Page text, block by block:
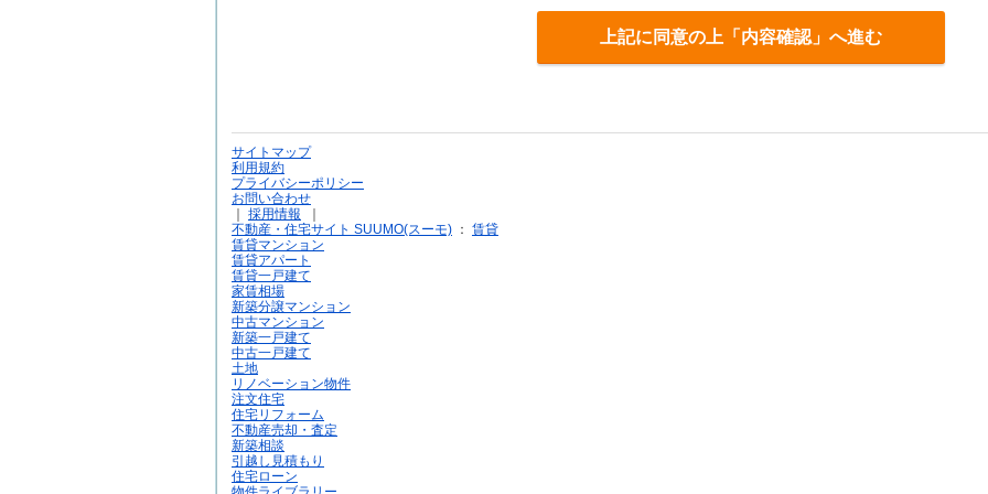
上記に同意の上「内容確認」へ進む
サイトマップ
利用規約
プライバシーポリシー
お問い合わせ
採用情報
不動産・住宅サイト SUUMO(スーモ) ： 賃貸
賃貸マンション
賃貸アパート
賃貸一戸建て
家賃相場
新築分譲マンション
中古マンション
新築一戸建て
中古一戸建て
土地
リノベーション物件
注文住宅
住宅リフォーム
不動産売却・査定
新築相談
引越し見積もり
住宅ローン